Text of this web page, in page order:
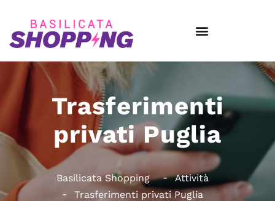
Trasferimenti
privati Puglia
Basilicata Shopping
Attività
Trasferimenti privati Puglia